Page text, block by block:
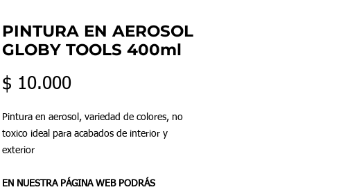
PINTURA EN AEROSOL
GLOBY TOOLS 400ml
$ 10.000Precio
Pintura en aerosol, variedad de colores, no
toxico ideal para acabados de interior y
exterior
EN NUESTRA PÁGINA WEB PODRÁS